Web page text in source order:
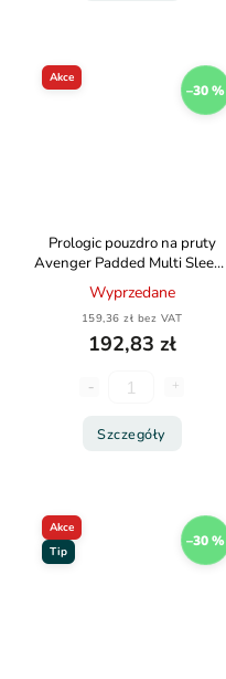
Akce
–30 %
Prologic pouzdro na pruty
Avenger Padded Multi Sleeve
2 Rod 10ft
Wyprzedane
159,36 zł bez VAT
192,83 zł
Szczegóły
Akce
Tip
–30 %